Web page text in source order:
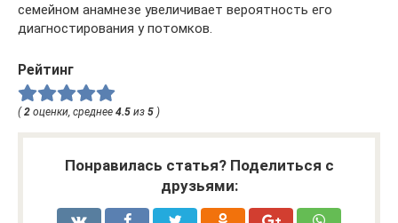
семейном анамнезе увеличивает вероятность его
диагностирования у потомков.
Рейтинг
(2 оценки, среднее 4.5 из 5 )
Понравилась статья? Поделиться с
друзьями: